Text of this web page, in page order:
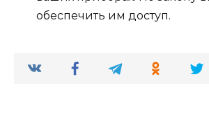
обеспечить им доступ.